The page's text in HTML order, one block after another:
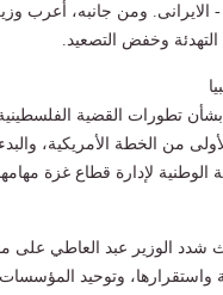
ومن جانبه، أعرب
التهدئة وخفض التصعيد.
تطورات القضية
من الخطة الأمريكية، والبدء
الوطنية لإدارة قطاع غزة
شدد الوزير عبد العاطي على
واستقرارها، وتوحيد